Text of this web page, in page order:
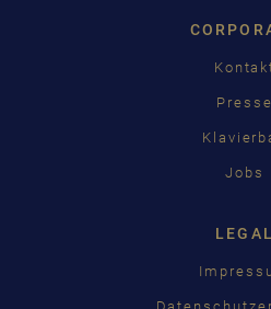
Presse
Jobs
LEGAL